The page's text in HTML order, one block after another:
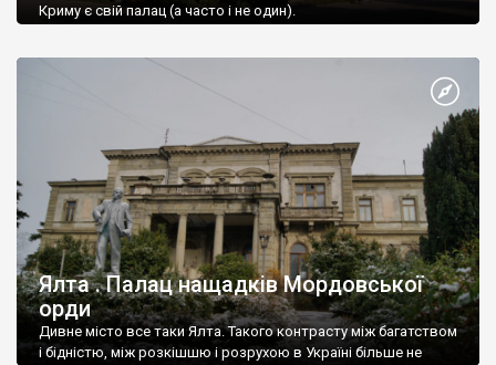
Криму є свій палац (а часто і не один).
Ялта . Палац нащадків Мордовської
орди
Дивне місто все таки Ялта. Такого контрасту між багатством
і бідністю, між розкішшю і розрухою в Україні більше не